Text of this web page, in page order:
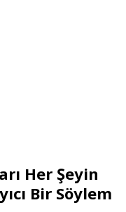
Her Şeyin
Bir Söylem